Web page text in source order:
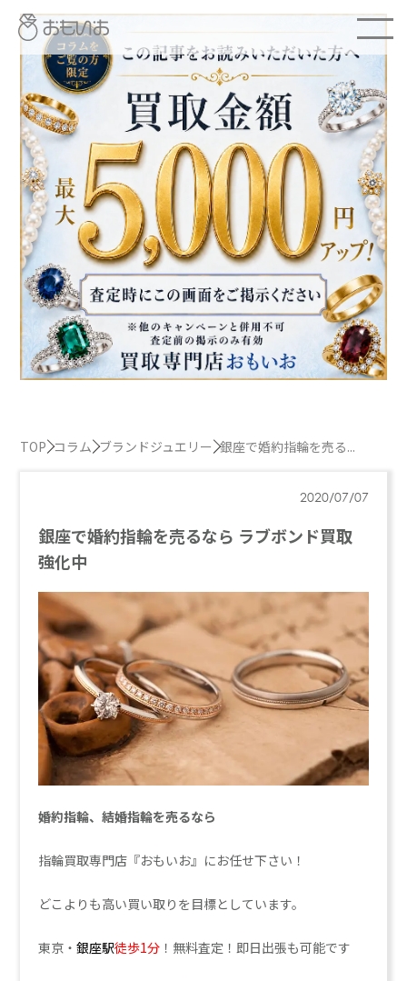
TOP コラム ブランドジュエリー 銀座で婚約指輪を売る...
2020/07/07
銀座で婚約指輪を売るなら ラブボンド買取
強化中
婚約指輪、結婚指輪を売るなら
指輪買取専門店『おもいお』にお任せ下さい！
どこよりも高い買い取りを目標としています。
東京・銀座駅徒歩1分 ！無料査定！即日出張も可能です